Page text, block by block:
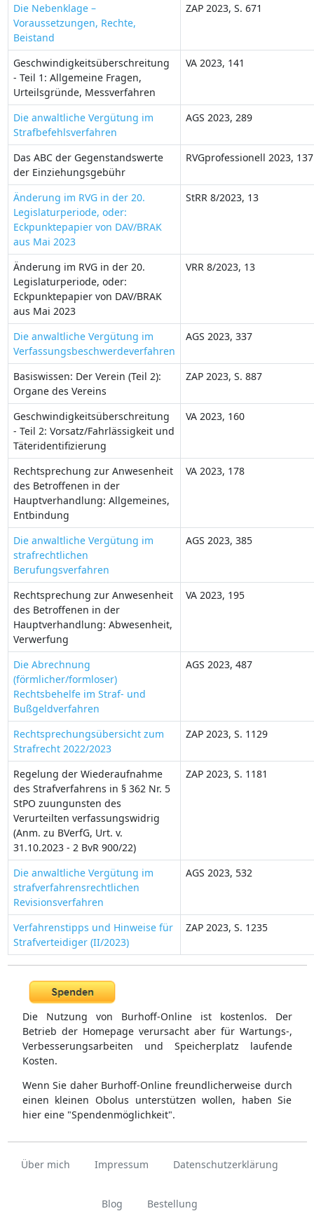
Die Nebenklage –
Voraussetzungen, Rechte,
Beistand
ZAP 2023, S. 671
Geschwindigkeitsüberschreitung
- Teil 1: Allgemeine Fragen,
Urteilsgründe, Messverfahren
VA 2023, 141
Die anwaltliche Vergütung im
Strafbefehlsverfahren
AGS 2023, 289
Das ABC der Gegenstandswerte
der Einziehungsgebühr
RVGprofessionell 2023, 137
Änderung im RVG in der 20.
Legislaturperiode, oder:
Eckpunktepapier von DAV/BRAK
aus Mai 2023
StRR 8/2023, 13
Änderung im RVG in der 20.
Legislaturperiode, oder:
Eckpunktepapier von DAV/BRAK
aus Mai 2023
VRR 8/2023, 13
Die anwaltliche Vergütung im
Verfassungsbeschwerdeverfahren
AGS 2023, 337
Basiswissen: Der Verein (Teil 2):
Organe des Vereins
ZAP 2023, S. 887
Geschwindigkeitsüberschreitung
- Teil 2: Vorsatz/Fahrlässigkeit und
Täteridentifizierung
VA 2023, 160
Rechtsprechung zur Anwesenheit
des Betroffenen in der
Hauptverhandlung: Allgemeines,
Entbindung
VA 2023, 178
Die anwaltliche Vergütung im
strafrechtlichen
Berufungsverfahren
AGS 2023, 385
Rechtsprechung zur Anwesenheit
des Betroffenen in der
Hauptverhandlung: Abwesenheit,
Verwerfung
VA 2023, 195
Die Abrechnung
(förmlicher/formloser)
Rechtsbehelfe im Straf- und
Bußgeldverfahren
AGS 2023, 487
Rechtsprechungsübersicht zum
Strafrecht 2022/2023
ZAP 2023, S. 1129
Regelung der Wiederaufnahme
des Strafverfahrens in § 362 Nr. 5
StPO zuungunsten des
Verurteilten verfassungswidrig
(Anm. zu BVerfG, Urt. v.
31.10.2023 - 2 BvR 900/22)
ZAP 2023, S. 1181
Die anwaltliche Vergütung im
strafverfahrensrechtlichen
Revisionsverfahren
AGS 2023, 532
Verfahrenstipps und Hinweise für
Strafverteidiger (II/2023)
ZAP 2023, S. 1235
Die Nutzung von Burhoff-Online ist kostenlos. Der
Betrieb der Homepage verursacht aber für Wartungs-,
Verbesserungsarbeiten und Speicherplatz laufende
Kosten.
Wenn Sie daher Burhoff-Online freundlicherweise durch
einen kleinen Obolus unterstützen wollen, haben Sie
hier eine "Spendenmöglichkeit".
Über mich Impressum Datenschutzerklärung
Blog Bestellung